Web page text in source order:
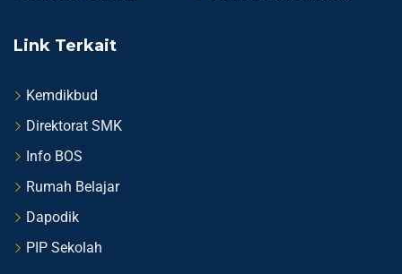
Link Terkait
Kemdikbud
Direktorat SMK
Info BOS
Rumah Belajar
Dapodik
PIP Sekolah